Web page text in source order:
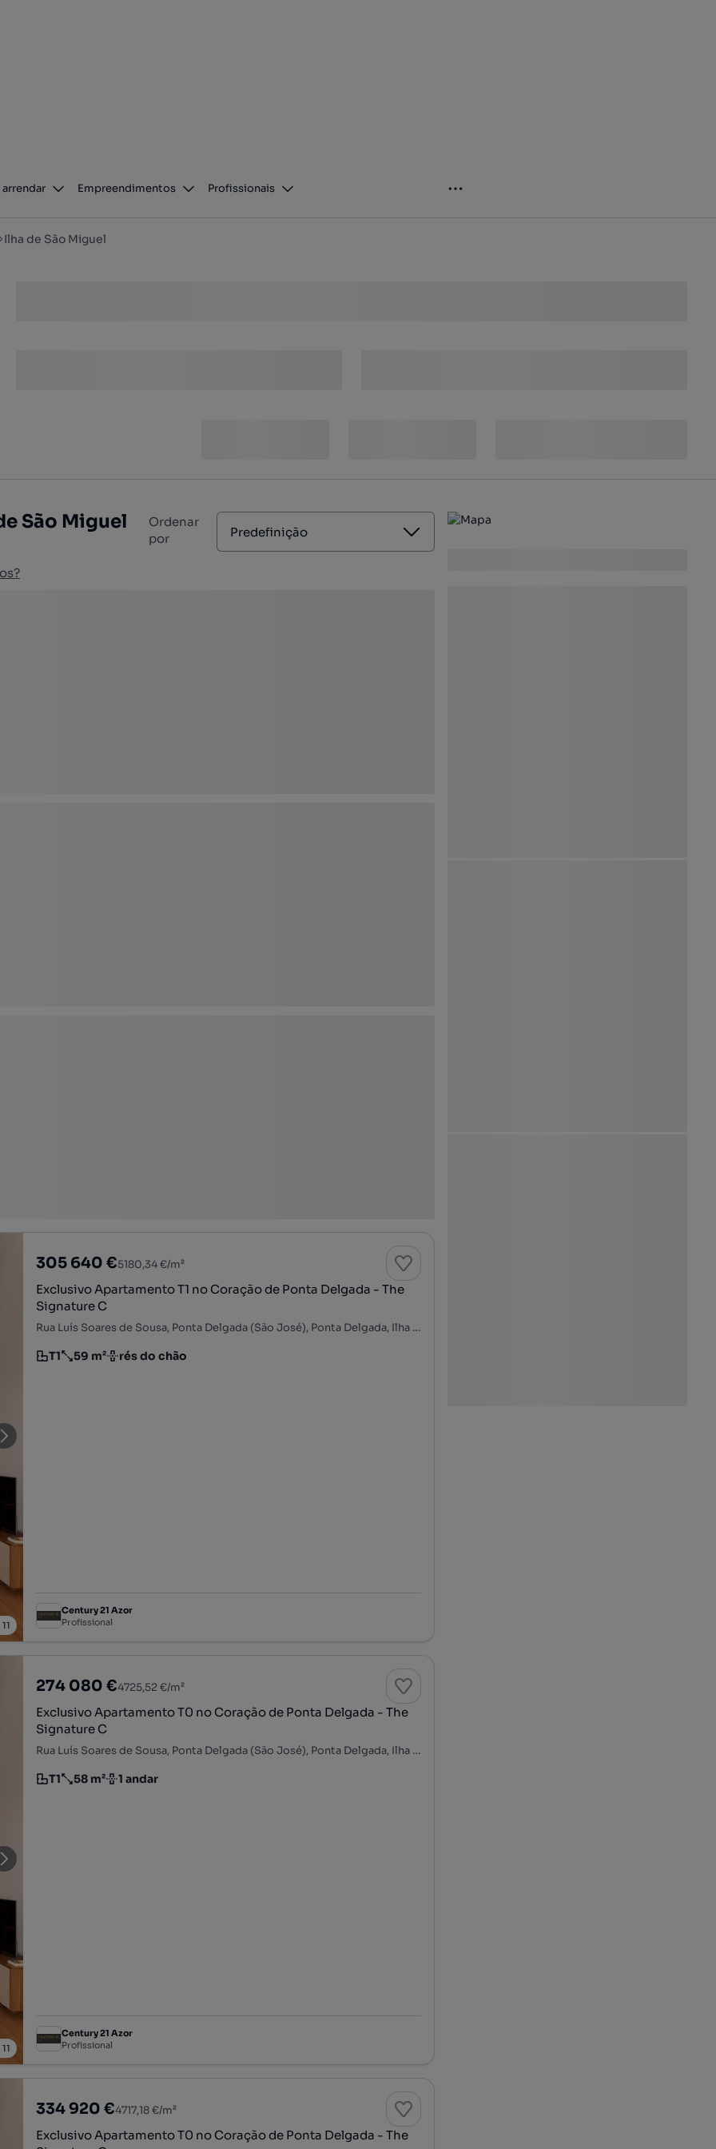
arrendar Empreendimentos Profissionais
Ilha de São Miguel
São Miguel
Ordenar
por
Predefinição
11
305 640 €5180,34 €/m²
Exclusivo Apartamento T1 no Coração de Ponta Delgada - The
Signature C
Rua Luís Soares de Sousa, Ponta Delgada (São José), Ponta Delgada, Ilha de São Miguel
Tipologia
T1
Preço por metro quadrado
59 m²
Andar rés do chão
Century 21 Azor
Profissional
11
274 080 €4725,52 €/m²
Exclusivo Apartamento T0 no Coração de Ponta Delgada - The
Signature C
Rua Luís Soares de Sousa, Ponta Delgada (São José), Ponta Delgada, Ilha de São Miguel
Tipologia
T1
Preço por metro quadrado
58 m²
Andar 1 andar
Century 21 Azor
Profissional
334 920 €4717,18 €/m²
Exclusivo Apartamento T0 no Coração de Ponta Delgada - The